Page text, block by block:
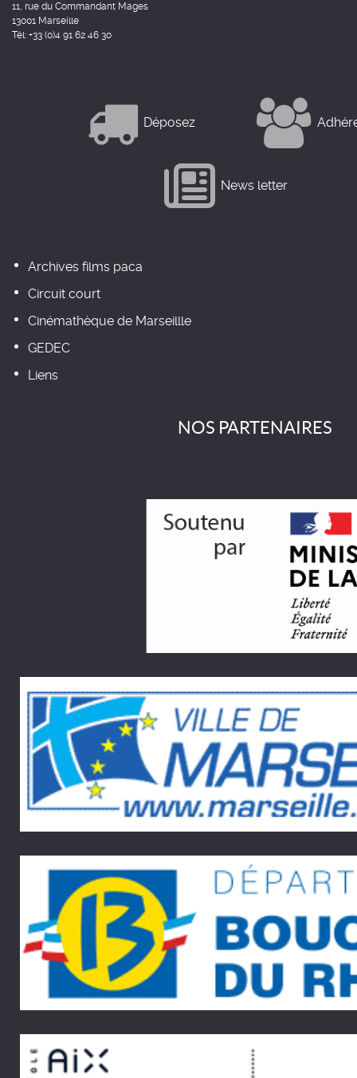
11, rue du Commandant Mages
13001 Marseille
Tél: +33 (0)4 91 62 46 30
Déposez
News letter
Archives films paca
Circuit court
Cinémathèque de Marseillle
GEDEC
Liens
NOS PARTENAIRES